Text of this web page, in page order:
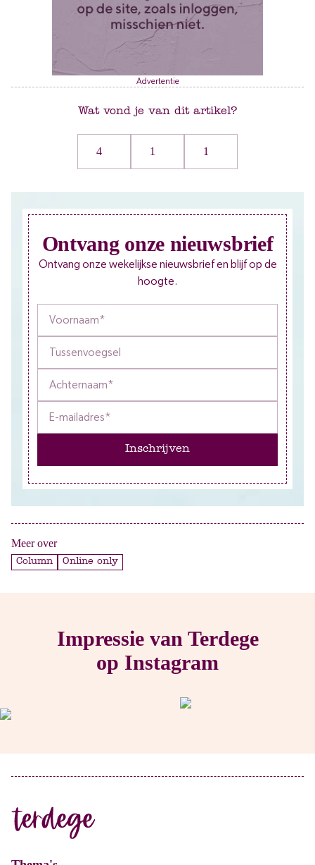
Advertentie
Wat vond je van dit artikel?
4 1 1
Ontvang onze nieuwsbrief
Ontvang onze wekelijkse nieuwsbrief en blijf op de
hoogte.
Inschrijven
Meer over
Column Online only
Impressie van Terdege
op Instagram